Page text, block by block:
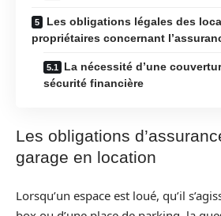
Les obligations légales des
propriétaires concernant
La nécessité d’une
sécurité financière
Les obligations
garage en location
Lorsqu’un espace est loué, qu’il